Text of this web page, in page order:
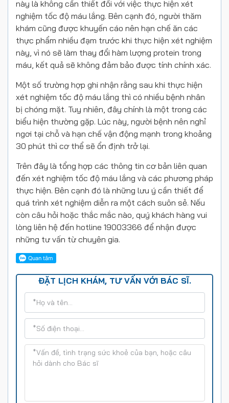
này là không cần thiết đối với việc thực hiện xét
nghiệm tốc độ máu lắng. Bên cạnh đó, người thăm
khám cũng được khuyến cáo nên hạn chế ăn các
thực phẩm nhiều đạm trước khi thực hiện xét nghiệm
này, vì nó sẽ làm thay đổi hàm lượng protein trong
máu, kết quả sẽ không đảm bảo được tính chính xác.
Một số trường hợp ghi nhận rằng sau khi thực hiện
xét nghiệm tốc độ máu lắng thì có nhiều bệnh nhân
bị chóng mặt. Tuy nhiên, đây chính là một trong các
biểu hiện thường gặp. Lúc này, người bệnh nên nghỉ
ngơi tại chỗ và hạn chế vận động mạnh trong khoảng
30 phút thì cơ thể sẽ ổn định trở lại.
Trên đây là tổng hợp các thông tin cơ bản liên quan
đến xét nghiệm tốc độ máu lắng và các phương pháp
thực hiện. Bên cạnh đó là những lưu ý cần thiết để
quá trình xét nghiệm diễn ra một cách suôn sẻ. Nếu
còn câu hỏi hoặc thắc mắc nào, quý khách hàng vui
lòng liên hệ đến hotline 19003366 để nhận được
những tư vấn từ chuyên gia.
ĐẶT LỊCH KHÁM, TƯ VẤN VỚI BÁC SĨ.